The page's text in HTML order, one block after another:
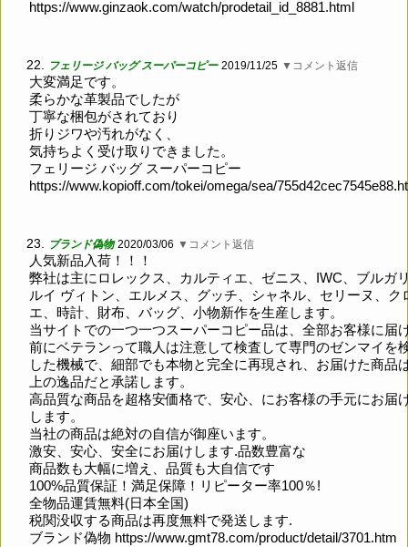
https://www.ginzaok.com/watch/prodetail_id_8881.html
22. フェリージ バッグ スーパーコピー 2019/11/25 ▼コメント返信
大変満足です。
柔らかな革製品でしたが
丁寧な梱包がされており
折りジワや汚れがなく、
気持ちよく受け取りできました。
フェリージ バッグ スーパーコピー
https://www.kopioff.com/tokei/omega/sea/
23. ブランド偽物 2020/03/06 ▼コメント返信
人気新品入荷！！！
弊社は主にロレックス、カルティエ、ゼニス、IWC、ブルガ
ルイ ヴィトン、エルメス、グッチ、シャネル、セリーヌ、ク
エ、時計、財布、バッグ、小物新作を生産します。
当サイトでの一つ一つスーパーコピー品は、全部お客様に届
前にベテランって職人は注意して検査して専門のゼンマイを
した機械で、細部でも本物と完全に再現され、お届けた商品
上の逸品だと承諾します。
高品質な商品を超格安価格で、安心、にお客様の手元にお届
します。
当社の商品は絶対の自信が御座います。
激安、安心、安全にお届けします.品数豊富な
商品数も大幅に増え、品質も大自信です
100%品質保証！満足保障！リピーター率100％!
全物品運賃無料(日本全国)
税関没収する商品は再度無料で発送します.
ブランド偽物 https://www.gmt78.com/product/detail/3701.htm